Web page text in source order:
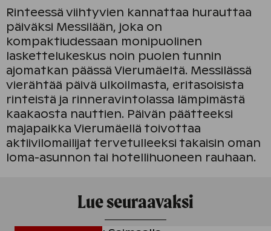
Rinteessä viihtyvien kannattaa hurauttaa
päiväksi Messilään, joka on
kompaktiudessaan monipuolinen
laskettelukeskus noin puolen tunnin
ajomatkan päässä Vierumäeltä. Messilässä
vierähtää päivä ulkoilmasta, eritasoisista
rinteistä ja rinneravintolassa lämpimästä
kaakaosta nauttien. Päivän päätteeksi
majapaikka Vierumäellä toivottaa
aktiivilomailijat tervetulleeksi takaisin oman
loma-asunnon tai hotellihuoneen rauhaan.
Lue seuraavaksi